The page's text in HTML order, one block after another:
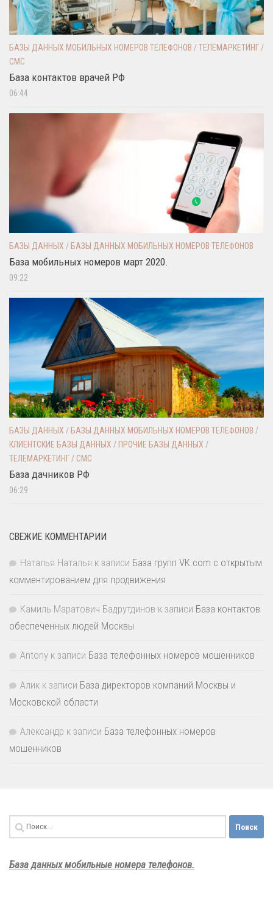
БАЗЫ ДАННЫХ МОБИЛЬНЫХ НОМЕРОВ ТЕЛЕФОНОВ /ТЕЛЕМАРКЕТИНГ /
СМС
База контактов врачей РФ
06:44
БАЗЫ ДАННЫХ / БАЗЫ ДАННЫХ МОБИЛЬНЫХ НОМЕРОВ ТЕЛЕФОНОВ
База мобильных номеров март 2020.
09:22
БАЗЫ ДАННЫХ / БАЗЫ ДАННЫХ МОБИЛЬНЫХ НОМЕРОВ ТЕЛЕФОНОВ /
КЛИЕНТСКИЕ БАЗЫ ДАННЫХ / ПРОЧИЕ БАЗЫ ДАННЫХ /
ТЕЛЕМАРКЕТИНГ / СМС
База дачников РФ
06:29
СВЕЖИЕ КОММЕНТАРИИ
Наталья Наталья к записи База групп VK.com с открытым
комментированием для продвижения
Камиль Маратович Бадрутдинов к записи База контактов
обеспеченных людей Москвы
Antony к записи База телефонных номеров мошенников
Алик к записи База директоров компаний Москвы и
Московской области
Александр к записи База телефонных номеров
мошенников
Найти:
База данных мобильные номера телефонов.